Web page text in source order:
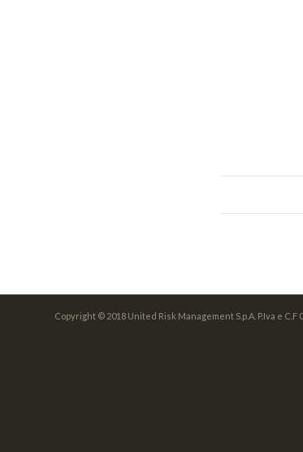
Copyright © 2018 United Risk Management S.p.A. P.Iva e C.F